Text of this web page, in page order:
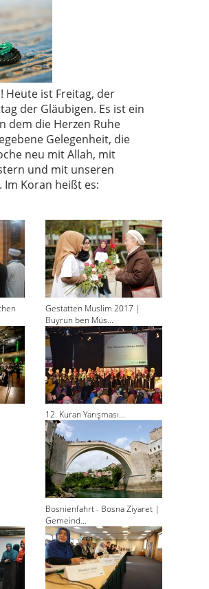
Heute ist Freitag, der
der Gläubigen. Es ist ein
dem die Herzen Ruhe
Gelegenheit, die
neu mit Allah, mit
und mit unseren
Koran heißt es:
Gestatten Muslim 2017 |
Buyrun ben Müs...
12. Kuran Yarışması...
Bosnienfahrt - Bosna Ziyaret |
Gemeind...